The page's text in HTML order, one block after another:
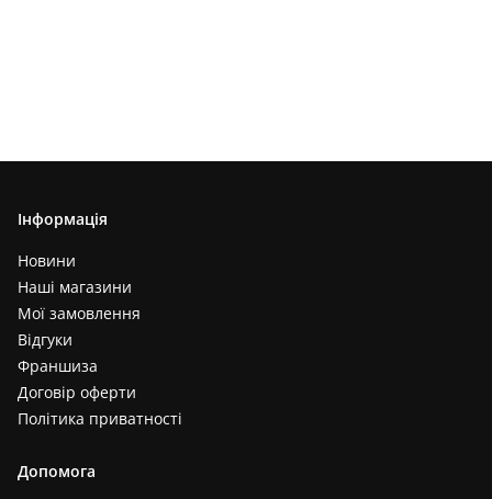
Інформація
Новини
Наші магазини
Мої замовлення
Відгуки
Франшиза
Договір оферти
Політика приватності
Допомога